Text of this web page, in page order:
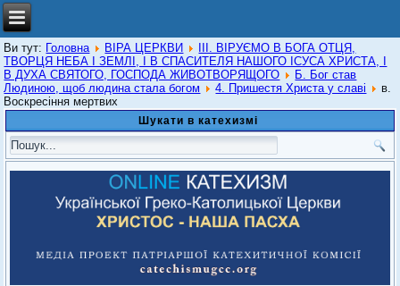
Ви тут: Головна ВІРА ЦЕРКВИ
ІІІ. ВІРУЄМО В БОГА ОТЦЯ,
ТВОРЦЯ НЕБА І ЗЕМЛІ, І В СПАСИТЕЛЯ НАШОГО ІСУСА ХРИСТА, І
В ДУХА СВЯТОГО, ГОСПОДА ЖИВОТВОРЯЩОГО
Б. Бог став
Людиною, щоб людина стала богом
4. Пришестя Христа у славі
в.
Воскресіння мертвих
Шукати в катехизмі